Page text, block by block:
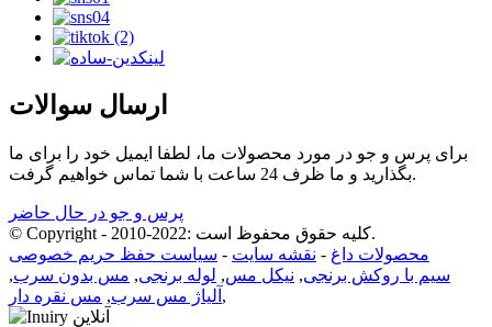
ارسال سوالات
برای پرس و جو در مورد محصولات ما، لطفا ایمیل خود را برای ما
بگذارید و ما ظرف 24 ساعت با شما تماس خواهیم گرفت.
پرس و جو در حال حاضر
© Copyright - 2010-2022: کلیه حقوق محفوظ است.
محصولات داغ - نقشه سایت - سیاست حفظ حریم خصوصی
سیم با روکش برنجی, نیکل مس, لوله برنجی, مس بدون سرب,
آلیاژ مس سرب, مس نقره دار ,